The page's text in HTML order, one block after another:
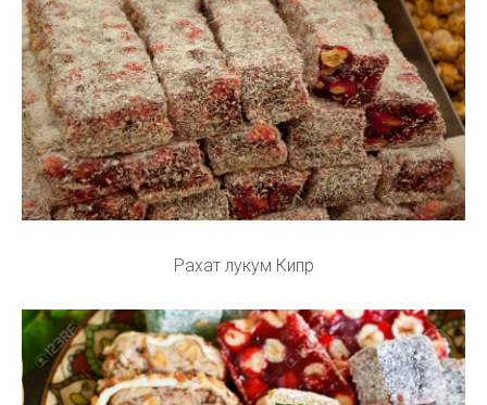
Рахат лукум Кипр